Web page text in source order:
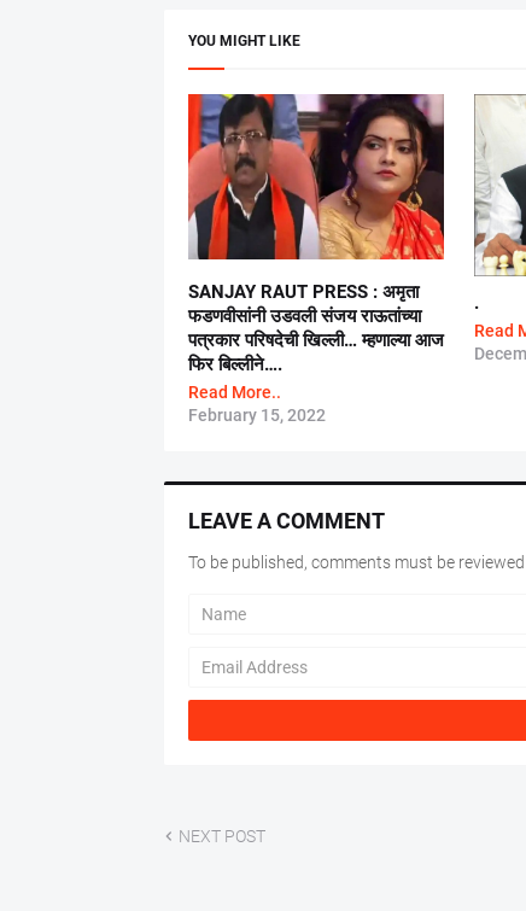
YOU MIGHT LIKE
SANJAY RAUT PRESS : अमृता
फडणवीसांनी उडवली संजय राऊतांच्या
पत्रकार परिषदेची खिल्ली… म्हणाल्या आज
फिर बिल्लीने….
Read More..
February 15, 2022
.
Read
LEAVE A COMMENT
To be published, comments must be
NEXT POST